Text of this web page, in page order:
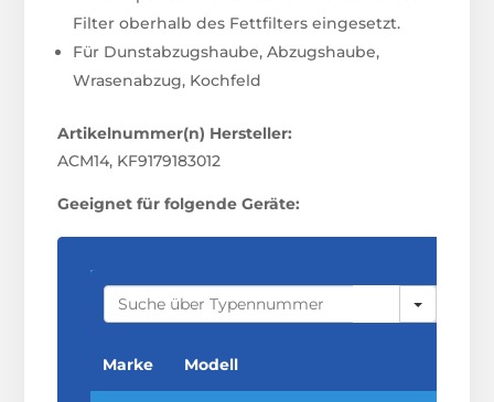
Filter oberhalb des Fettfilters eingesetzt.
Für Dunstabzugshaube, Abzugshaube,
Wrasenabzug, Kochfeld
Artikelnummer(n) Hersteller:
ACM14, KF9179183012
Geeignet für folgende Geräte:
S
A
C
H
Marke Modell